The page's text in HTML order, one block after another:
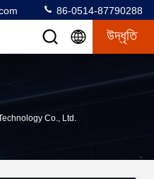
86-0514-87790288
উদ্ধৃতি
Co., Ltd.